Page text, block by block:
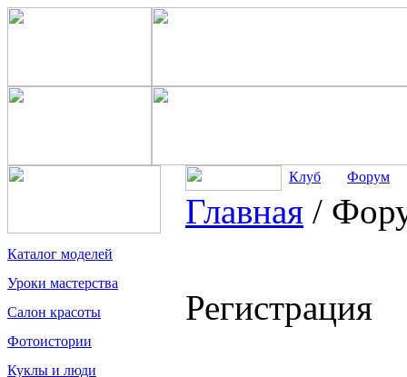
Каталог моделей
Уроки мастерства
Салон красоты
Фотоистории
Куклы и люди
Клуб Форум
Главная /
Регистрация